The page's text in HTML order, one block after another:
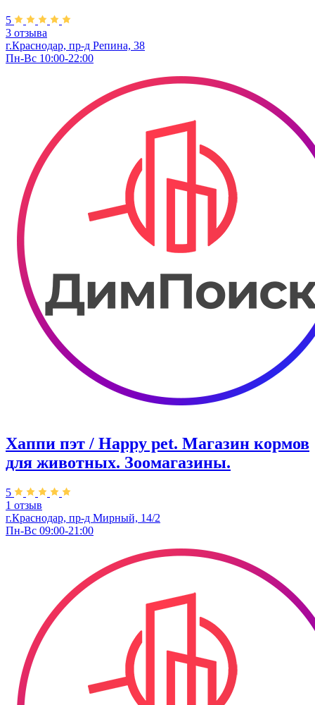
5
3 отзыва
г.Краснодар, пр-д Репина, 38
Пн-Вс 10:00-22:00
Хаппи пэт / Happy pet. Магазин кормов
для животных. Зоомагазины.
5
1 отзыв
г.Краснодар, пр-д Мирный, 14/2
Пн-Вс 09:00-21:00